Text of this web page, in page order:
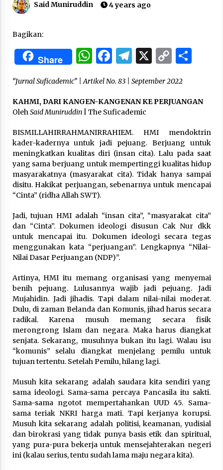
3 months ago
“Manusia Digital”: Cerdas Lewat Sinyal
“Allahukrasi”: The Power of Management!
3 months ago
Manusia Visioner dan Beretika
3 months ago
Takut Mati
3 months ago
Said Muniruddin Latih Mental dan Spiritual 80
Siswa YPHC
3 months ago
Said Muniruddin Beri Pelatihan dan Motivasi
untuk 179 Guru Diniyah Disdikbud Kota Banda
Aceh
SELVi: Sebuah Model Motivasi dalam
Kepemimpinan Bisnis
4 months ago
Eksistensi Iran dalam Tiga Ayat: Memahami
Aliansi Yahudi dan Kristen dalam Dinamika
Nubuwwat
Said Muniruddin 4 years ago
Bagikan:
Share WhatsApp
Facebook
Telegram
X Copy
“Jurnal Suficademic” | Artikel No. 83 | September 2022
KAHMI, DARI KANGEN-KANGENAN KE PERJUANGAN
Oleh Said Muniruddin| The Suficademic
BISMILLAHIRRAHMANIRRAHIEM. HMI mendoktrin
kader-kadernya untuk jadi pejuang. Berjuang untuk
meningkatkan kualitas diri (insan cita). Lalu pada saat
yang sama berjuang untuk mempertinggi kualitas hidup
masyarakatnya (masyarakat cita). Tidak hanya sampai
disitu. Hakikat perjuangan, sebenarnya untuk mencapai
“Cinta” (ridha Allah SWT).
Jadi, tujuan HMI adalah “insan cita”, “masyarakat cita”
dan “Cinta”. Dokumen ideologi disusun Cak Nur dkk
untuk mencapai itu. Dokumen ideologi secara tegas
menggunakan kata “perjuangan”. Lengkapnya “Nilai-
Nilai Dasar Perjuangan (NDP)”.
Artinya, HMI itu memang organisasi yang menyemai
benih pejuang. Lulusannya wajib jadi pejuang. Jadi
Mujahidin. Jadi jihadis. Tapi dalam nilai-nilai moderat.
Dulu, di zaman Belanda dan Komunis, jihad harus secara
radikal. Karena musuh memang secara fisik
merongrong Islam dan negara. Maka harus diangkat
senjata. Sekarang, musuhnya bukan itu lagi. Walau isu
“komunis” selalu diangkat menjelang pemilu untuk
tujuan tertentu. Setelah Pemilu, hilang lagi.
Musuh kita sekarang adalah saudara kita sendiri yang
sama ideologi. Sama-sama percaya Pancasila itu sakti.
Sama-sama ngotot mempertahankan UUD 45. Sama-
sama teriak NKRI harga mati. Tapi kerjanya korupsi.
Musuh kita sekarang adalah politisi, keamanan, yudisial
dan birokrasi yang tidak punya basis etik dan spiritual,
yang pura-pura bekerja untuk mensejahterakan negeri
ini (kalau serius, tentu sudah lama maju negara kita).